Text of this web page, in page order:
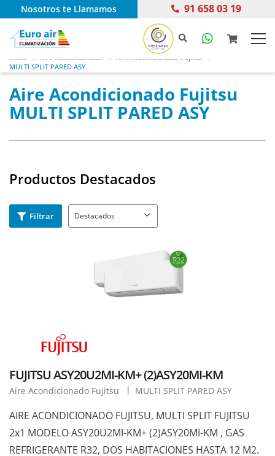
Nosotros te Llamamos 91 658 03 19
Inicio Aire Acondicionado
Aire Acondicionado Fujitsu
MULTI SPLIT PARED ASY
Aire Acondicionado Fujitsu
MULTI SPLIT PARED ASY
Productos Destacados
Filtrar
FUJITSU ASY20U2MI-KM+ (2)ASY20MI-KM
Aire Acondicionado Fujitsu MULTI SPLIT PARED ASY
AIRE ACONDICIONADO FUJITSU, MULTI SPLIT FUJITSU
2x1 MODELO ASY20U2MI-KM+ (2)ASY20MI-KM , GAS
REFRIGERANTE R32, DOS HABITACIONES HASTA 12 M2.